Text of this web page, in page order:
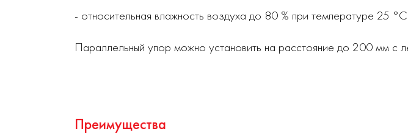
- относительная влажность воздуха до 80 % при температуре 25 °С.
Параллельный упор можно установить на расстояние до 200 мм с
Преимущества